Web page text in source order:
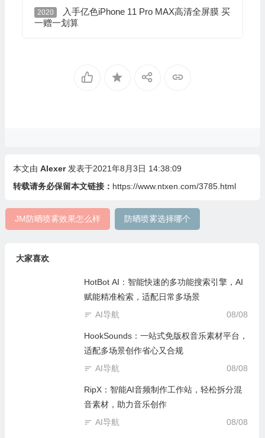
2020
入手亿色iPhone 11 Pro MAX高清全屏膜 买
一赠一划算
本文由 Alexer 发表于2021年8月3日 14:38:09
转载请务必保留本文链接： https://www.ntxen.com/3785.html
JM防晒喷雾效果怎么样 防晒喷雾选择哪个
大家喜欢
HotBot AI：智能快速的多功能搜索引擎，AI
赋能精准检索，适配日常多场景
08/08
AI导航
HookSounds：一站式免版权音乐素材平台，
适配多场景创作省心又合规
08/08
AI导航
RipX：智能AI音频制作工作站，轻松拆分混
音素材，助力音乐创作
08/08
AI导航